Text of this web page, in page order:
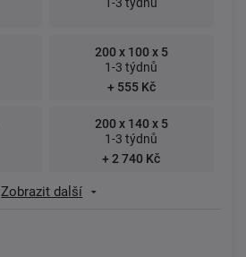
200 x 100 x 5
1-3 týdnů
+ 555 Kč
200 x 140 x 5
1-3 týdnů
+ 2 740 Kč
Zobrazit další